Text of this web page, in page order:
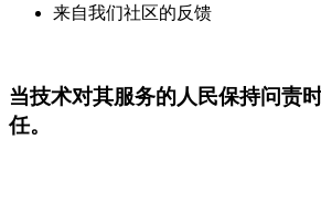
来自我们社区的反馈
当技术对其服务的人民保持问责
任。